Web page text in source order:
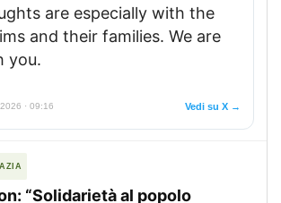
are especially with the
and their families. We are
you.
· 09:16 Vedi su X →
“Solidarietà al popolo